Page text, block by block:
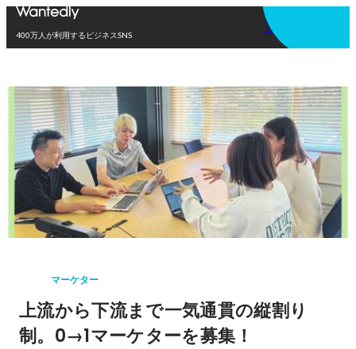
400万人が利用するビジネスSNS
アプリを使う
マーケター
上流から下流まで一気通貫の縦割り
制。0→1マーケターを募集！